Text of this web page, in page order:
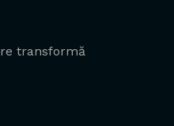
transformă